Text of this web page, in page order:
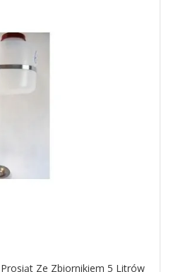
Ze Zbiornikiem 5 Litrów